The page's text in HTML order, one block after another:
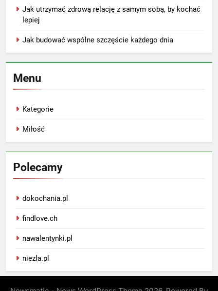
Jak utrzymać zdrową relację z samym sobą, by kochać
lepiej
Jak budować wspólne szczęście każdego dnia
Menu
Kategorie
Miłość
Polecamy
dokochania.pl
findlove.ch
nawalentynki.pl
niezla.pl